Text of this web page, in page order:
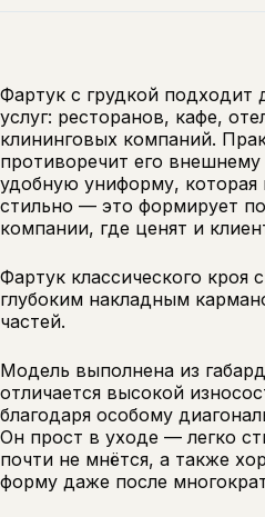
Фартук с грудкой подходит
услуг: ресторанов, кафе,
клининговых компаний.
противоречит его
удобную униформу, которая
стильно — это формирует
компании, где ценят и
Фартук классического кроя
глубоким накладным
частей.
Модель выполнена из
отличается высокой
благодаря особому
Он прост в уходе — легко
почти не мнётся, а также
форму даже после